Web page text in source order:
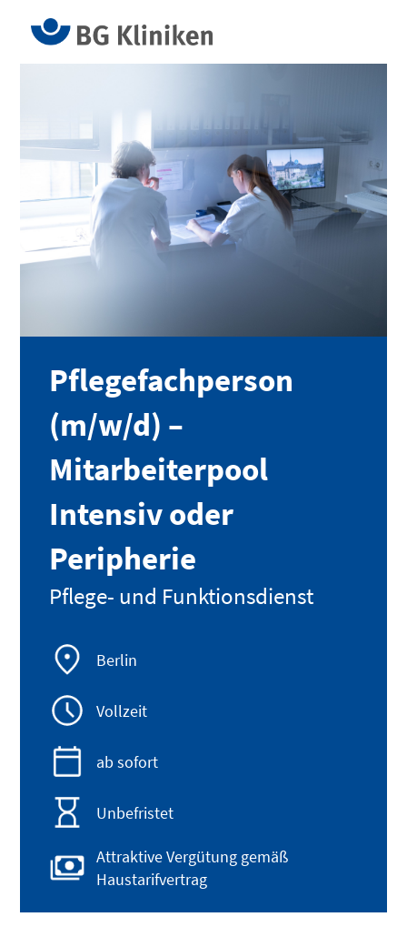
Pflegefachperson
(m/w/d) –
Mitarbeiterpool
Intensiv oder
Peripherie
Pflege- und Funktionsdienst
Berlin
Vollzeit
ab sofort
Unbefristet
Attraktive Vergütung gemäß
Haustarifvertrag